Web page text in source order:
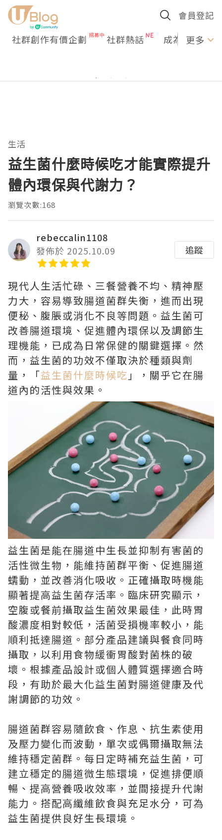
會員登記
社群創作有價企劃 社群熱話 成為U更多
生活
益生菌什麼時候吃才能實際提升
體內環保與代謝力？
瀏覽次數:168
rebeccalin1108
發佈於 2025.10.09
追蹤
現代人生活忙碌、三餐營養不均、精神壓
力大，容易導致腸道菌群失衡，進而出現
便秘、腹脹或消化不良等問題。益生菌可
改善腸道環境、促進體內環保以及調節生
理機能，已成為日常保健的關鍵選擇。然
而，益生菌的功效不僅取決於種類與劑
量，「益生菌什麼時候吃 」，關乎它在腸
道內的活性與效果。
益生菌是能在腸道中生長並抑制有害菌的
活性微生物，能維持菌群平衡、促進腸道
蠕動，並改善消化吸收。正確攝取時機能
顯著提高益生菌存活率。臨床研究顯示，
空腹或餐前攝取益生菌效果最佳，此時胃
酸濃度相對較低，活菌受損機率較小，能
順利抵達腸道。部分產品建議與餐食同時
攝取，以利用食物緩衝胃酸對菌株的破
壞。根據產品設計或個人體質選擇適合時
段，有助於最大化益生菌對腸道健康及代
謝調節的功效。
腸道菌群容易隨飲食、作息、抗生素使用
及壓力變化而波動，單次或偶爾攝取無法
維持穩定菌群。每日定時補充益生菌，可
建立穩定的腸道微生態環境，促進排便順
暢、提高營養吸收效率，並間接提升代謝
能力。搭配高纖維飲食與充足水分，可為
益生菌提供良好生長環境。